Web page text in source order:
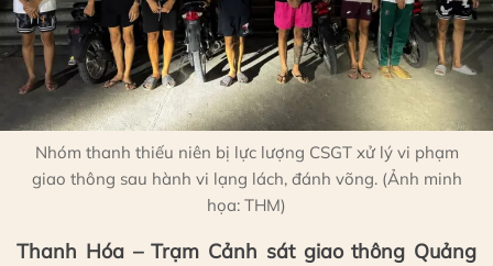
Nhóm thanh thiếu niên bị lực lượng CSGT xử lý vi phạm
giao thông sau hành vi lạng lách, đánh võng. (Ảnh minh
họa: THM)
Thanh Hóa – Trạm Cảnh sát giao thông Quảng